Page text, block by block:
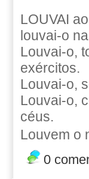
LOUVAI
louvai-o
Louvai-o,
exércitos.
Louvai-o,
Louvai-o,
céus.
Louvem o
0